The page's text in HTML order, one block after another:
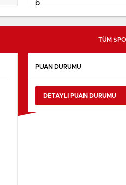
TÜM
PUAN DURUMU
DETAYLI PUAN DURUMU